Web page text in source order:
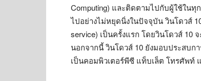
Computing) และติดตามไปกับผู้ใช้ใน
ไปอย่างไม่หยุดนิ่งในปัจจุบัน วินโดวส์
service) เป็นครั้งแรก โดยวินโดวส์ 10
นอกจากนี้ วินโดวส์ 10 ยังมอบประสบ
เป็นคอมพิวเตอร์พีซี แท็บเล็ต โทรศัพท์